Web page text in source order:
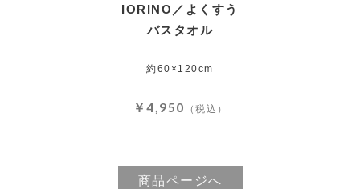
IORINO／よくすう
バスタオル
約60×120cm
￥4,950 （税込）
商品ページへ